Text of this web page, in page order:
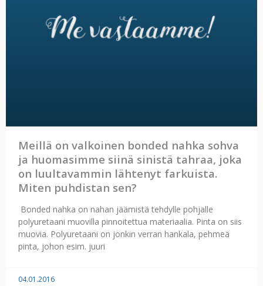
Meillä on valkoinen bonded nahka sohva
ja huomasimme siinä sinistä tahraa, joka
on luultavammin lähtenyt farkuista.
Miten puhdistan sen?
Bonded nahka on nahan jäämistä tehdylle pohjalle
polyuretaani muovilla pinnoitettua materiaalia. Pinta on siis
muovia. Polyuretaani on jonkin verran hankala, pehmeä
pinta, johon esim. juuri
04.01.2016